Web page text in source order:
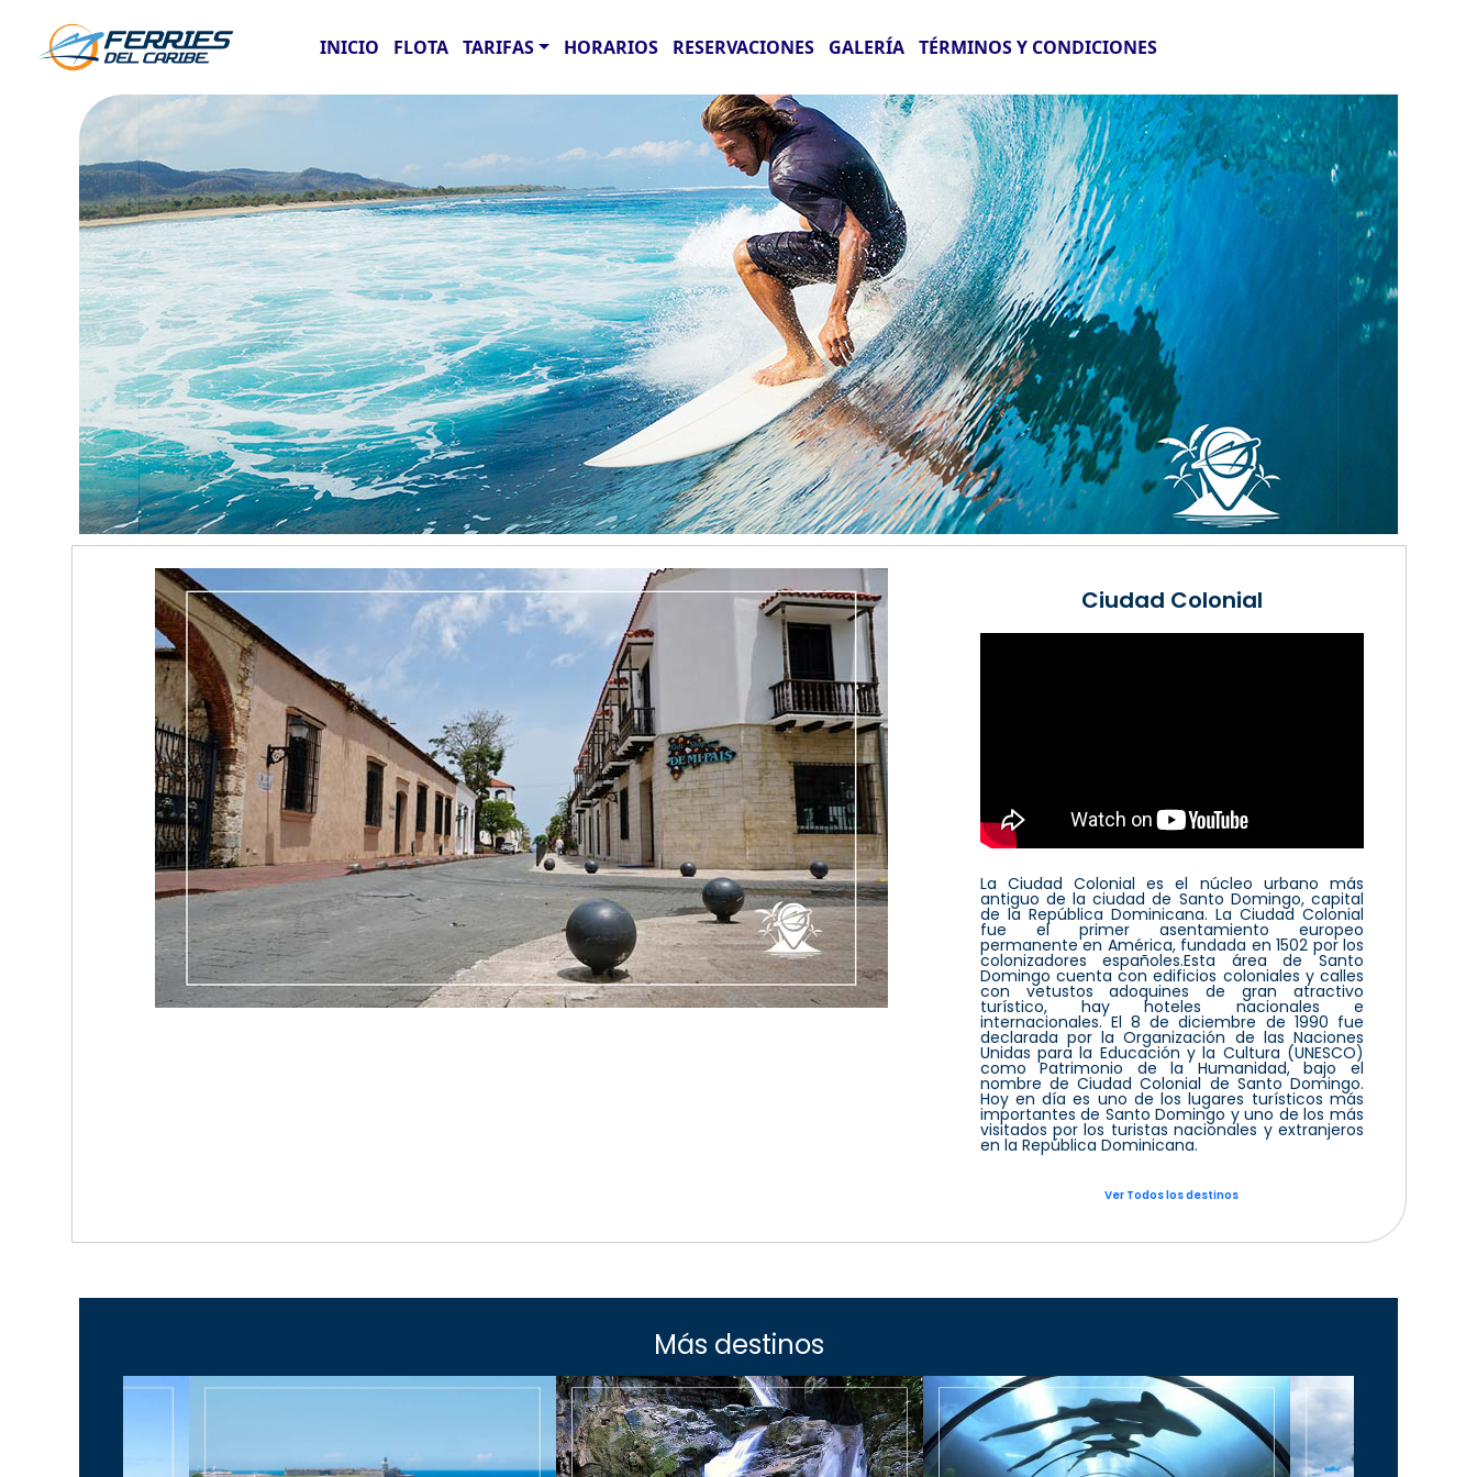
INICIO FLOTA TARIFAS HORARIOS RESERVACIONES GALERÍA TÉRMINOS Y CONDICIONES
Ciudad Colonial
La Ciudad Colonial es el núcleo urbano más
antiguo de la ciudad de Santo Domingo, capital
de la República Dominicana. La Ciudad Colonial
fue el primer asentamiento europeo
permanente en América, fundada en 1502 por los
colonizadores españoles.Esta área de Santo
Domingo cuenta con edificios coloniales y calles
con vetustos adoquines de gran atractivo
turístico, hay hoteles nacionales e
internacionales. El 8 de diciembre de 1990 fue
declarada por la Organización de las Naciones
Unidas para la Educación y la Cultura (UNESCO)
como Patrimonio de la Humanidad, bajo el
nombre de Ciudad Colonial de Santo Domingo.
Hoy en día es uno de los lugares turísticos más
importantes de Santo Domingo y uno de los más
visitados por los turistas nacionales y extranjeros
en la República Dominicana.
Ver Todos los destinos
Más destinos